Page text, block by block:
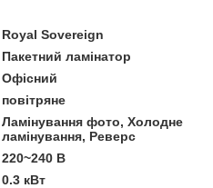
Royal Sovereign
Пакетний ламінатор
Офісний
повітряне
Ламінування фото, Холодне
ламінування, Реверс
220~240 В
0.3 кВт